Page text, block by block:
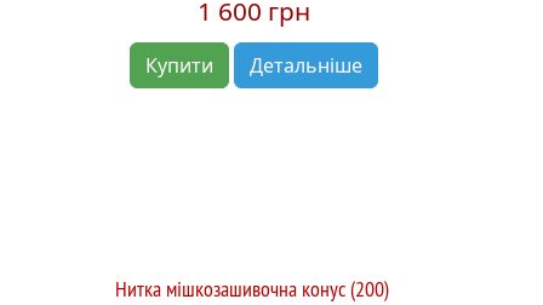
1 600 грн
Купити Детальніше
Нитка мішкозашивочна конус (200)